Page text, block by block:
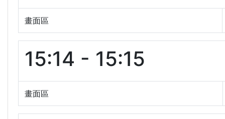
畫面區
15:14 - 15:15
畫面區